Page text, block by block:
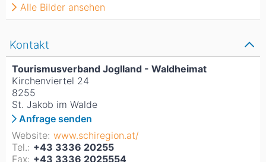
Kontakt
Tourismusverband Joglland - Waldheimat
Kirchenviertel 24
8255
St. Jakob im Walde
Anfrage senden
Website: www.schiregion.at/
Tel.: +43 3336 20255
Fax: +43 3336 2025554
Alle Bilder ansehen